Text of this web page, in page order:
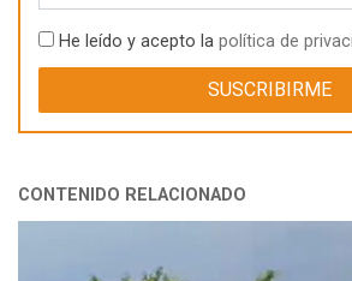
He leído y acepto la política de
CONTENIDO RELACIONADO